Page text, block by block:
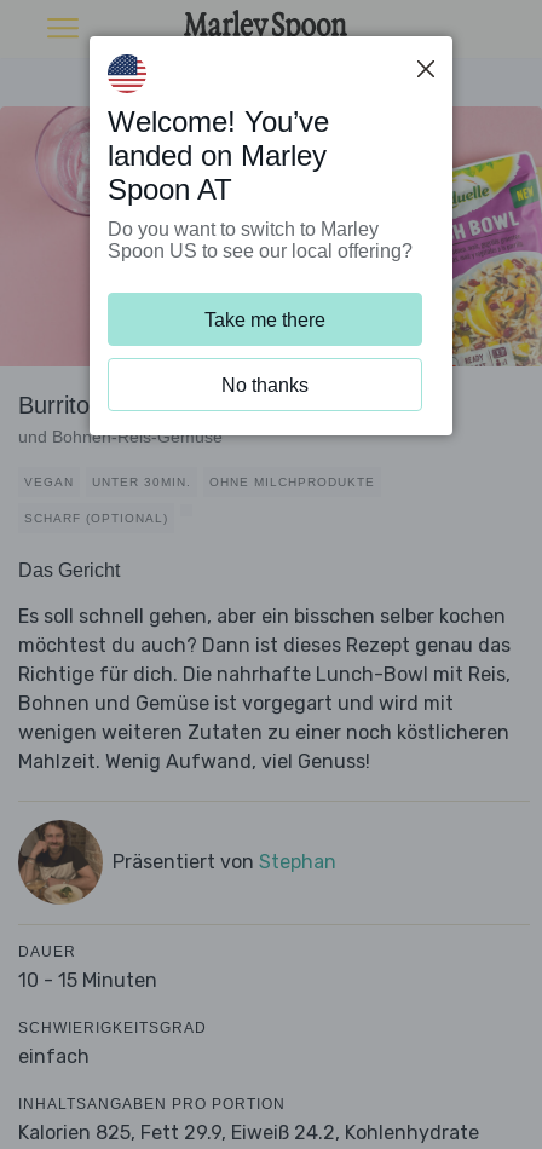
Burritos mit Schawarma-Pilzen
und Bohnen-Reis-Gemüse
VEGAN UNTER 30MIN. OHNE MILCHPRODUKTE
SCHARF (OPTIONAL)
Das Gericht
Es soll schnell gehen, aber ein bisschen selber kochen
möchtest du auch? Dann ist dieses Rezept genau das
Richtige für dich. Die nahrhafte Lunch-Bowl mit Reis,
Bohnen und Gemüse ist vorgegart und wird mit
wenigen weiteren Zutaten zu einer noch köstlicheren
Mahlzeit. Wenig Aufwand, viel Genuss!
Präsentiert von Stephan
DAUER
10 - 15 Minuten
SCHWIERIGKEITSGRAD
einfach
INHALTSANGABEN PRO PORTION
Kalorien 825, Fett 29.9, Eiweiß 24.2, Kohlenhydrate
Welcome! You’ve
landed on Marley
Spoon AT
Do you want to switch to Marley
Spoon US to see our local offering?
Take me there
No thanks